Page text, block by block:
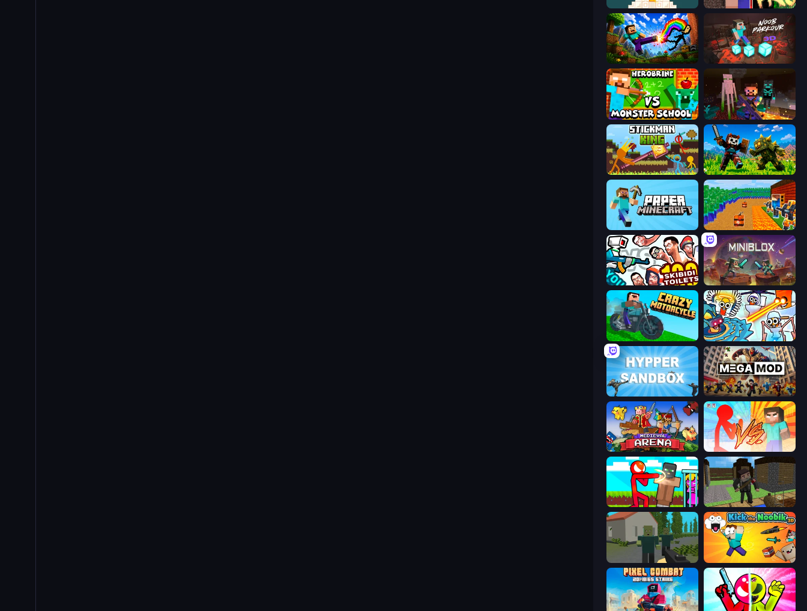
Noob vs Pro: Challenge
Noob: Wall Crusher Noob Parkour 3D
Herobrine vs Monster School ZombieCraft
Stickman King CraftSlayer: Apocalypse
Paper Minecraft Noob Tower Defense
You vs 100 Skibidi Toilets Miniblox
Crazy Motorcycle Toilets Worms Shooter
Hypper Sandbox MegamodGames
Medieval Arena Red Stickman vs Monster School
Stickman vs Villager: Save the Girl Block Pixel Gun Apocalypse 3
Kick the Noobik 3D